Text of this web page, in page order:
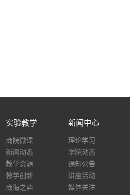
实验教学
商院微课
新闻动态
教学资源
教学创新
商海之弈
新闻中心
理论学习
学院动态
通知公告
讲座活动
媒体关注